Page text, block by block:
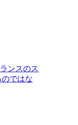
ンスのス
ではな